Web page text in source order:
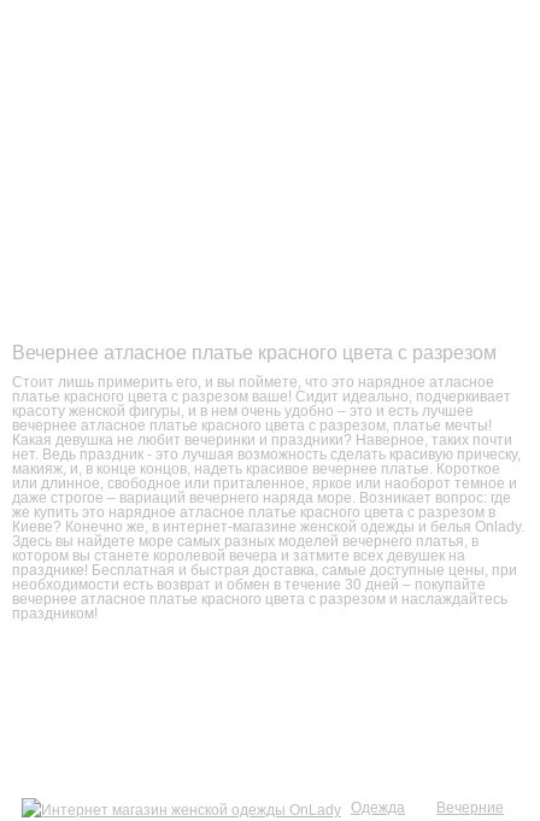
Вечернее атласное платье красного цвета с разрезом
Стоит лишь примерить его, и вы поймете, что это нарядное атласное
платье красного цвета с разрезом ваше! Сидит идеально, подчеркивает
красоту женской фигуры, и в нем очень удобно – это и есть лучшее
вечернее атласное платье красного цвета с разрезом, платье мечты!
Какая девушка не любит вечеринки и праздники? Наверное, таких почти
нет. Ведь праздник - это лучшая возможность сделать красивую прическу,
макияж, и, в конце концов, надеть красивое вечернее платье. Короткое
или длинное, свободное или приталенное, яркое или наоборот темное и
даже строгое – вариаций вечернего наряда море. Возникает вопрос: где
же купить это нарядное атласное платье красного цвета с разрезом в
Киеве? Конечно же, в интернет-магазине женской одежды и белья Onlady.
Здесь вы найдете море самых разных моделей вечернего платья, в
котором вы станете королевой вечера и затмите всех девушек на
празднике! Бесплатная и быстрая доставка, самые доступные цены, при
необходимости есть возврат и обмен в течение 30 дней – покупайте
вечернее атласное платье красного цвета с разрезом и наслаждайтесь
праздником!
Одежда
Вечерние